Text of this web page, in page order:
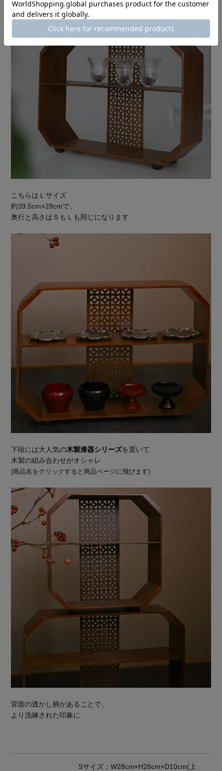
こちらはＬサイズ
約39.5cm×28cmで、
奥行と高さはＳもＬも同じになります
下段には大人気の木製漆器シリーズを置いて
木製の組み合わせがオシャレ
(商品名をクリックすると商品ページに飛びます)
背面の透かし柄があることで、
より洗練された印象に
Sサイズ：W28cm×H28cm×D10cm(上